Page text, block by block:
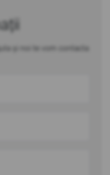
și noi te vom contacta